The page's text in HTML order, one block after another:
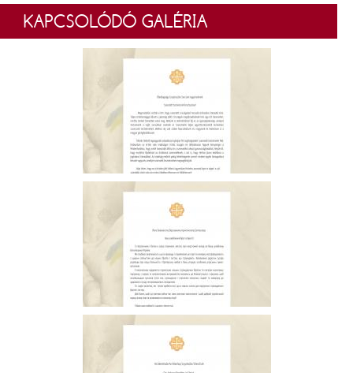
KAPCSOLÓDÓ GALÉRIA